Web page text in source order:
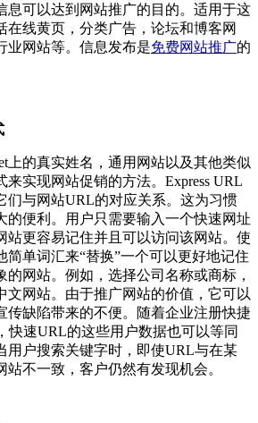
息可以达到网站推广的目的。适用于这
在线黄页，分类广告，论坛和博客网
业网站等。信息发布是免费网站推广的
上的真实姓名，通用网站以及其他类似
来实现网站促销的方法。Express URL
们与网站URL的对应关系。这为习惯
的便利。用户只需要输入一个快速网址
站更容易记住并且可以访问该网站。使
简单词汇来“替换”一个可以更好地记住
的网站。例如，选择公司名称或商标，
文网站。由于推广网站的价值，它可以
传缺陷带来的不便。随着企业注册快捷
快速URL的这些用户数据也可以等同
用户搜索关键字时，即使URL与在某
不一致，客户仍然有发现机会。